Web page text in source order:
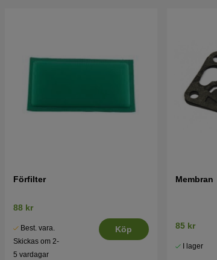
Förfilter
88 kr
Best. vara.
Skickas om 2-
5 vardagar
Köp
Membran
85 kr
I lager